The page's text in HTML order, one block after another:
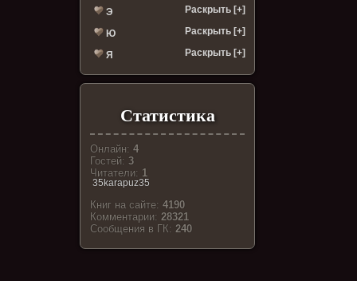
Э Раскрыть [+]
Ю Раскрыть [+]
Я Раскрыть [+]
Статистика
Онлайн:4
Гостей:3
Читатели: 1
35karapuz35
Книг на сайте:4190
Комментарии:28321
Cообщения в ГК:240